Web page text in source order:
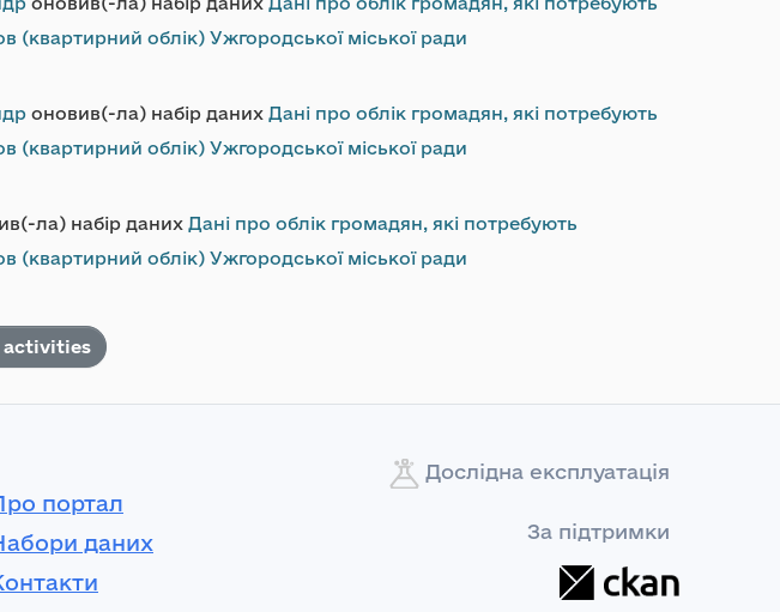
(квартирний облік) Ужгородської міської ради
оновив(-ла) набір даних Дані про облік громадян, які потребують
(квартирний облік) Ужгородської міської ради
ла) набір даних Дані про облік громадян, які потребують
(квартирний облік) Ужгородської міської ради
activities
портал
даних
Дослідна експлуатація
За підтримки